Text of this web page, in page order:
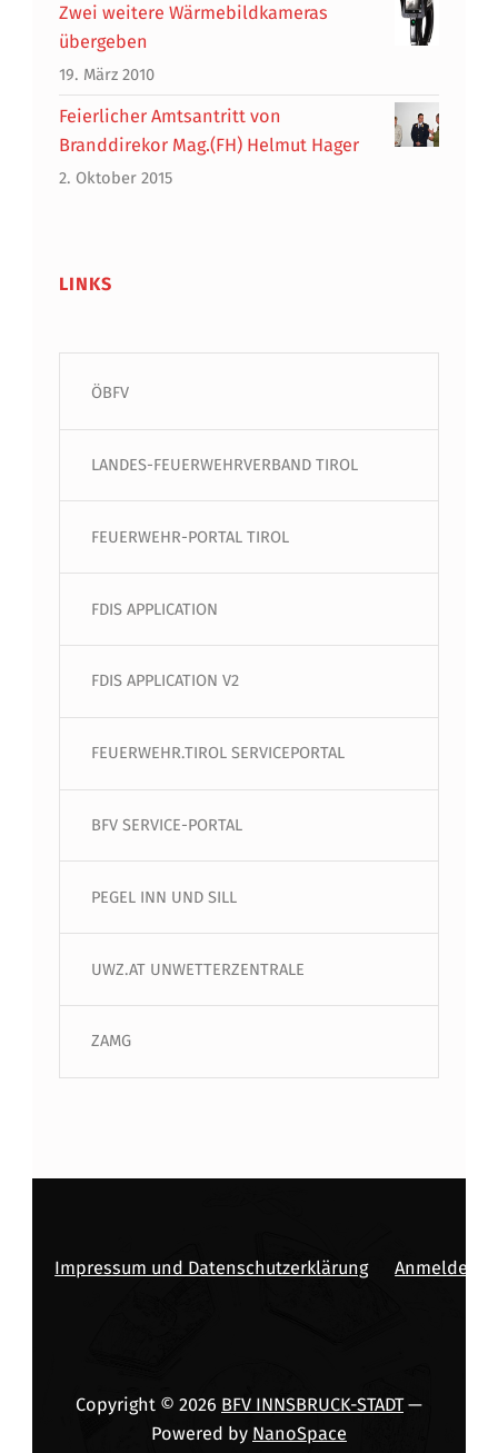
Zwei weitere Wärmebildkameras
übergeben
19. März 2010
Feierlicher Amtsantritt von
Branddirekor Mag.(FH) Helmut Hager
2. Oktober 2015
LINKS
ÖBFV
LANDES-FEUERWEHRVERBAND TIROL
FEUERWEHR-PORTAL TIROL
FDIS APPLICATION
FDIS APPLICATION V2
FEUERWEHR.TIROL SERVICEPORTAL
BFV SERVICE-PORTAL
PEGEL INN UND SILL
UWZ.AT UNWETTERZENTRALE
ZAMG
Impressum und Datenschutzerklärung Anmelden
Copyright © 2026 BFV INNSBRUCK-STADT—
Powered by NanoSpace